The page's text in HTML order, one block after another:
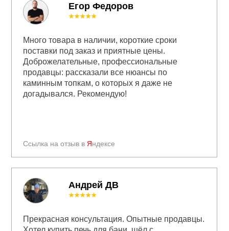
Егор Федоров
Ссылка на отзыв в Яндексе
★★★★★
Много товара в наличии, короткие сроки
поставки под заказ и приятные цены.
Доброжелательные, профессиональные
продавцы: рассказали все нюансы по
каминным топкам, о которых я даже не
догадывался. Рекомендую!
Андрей ДВ
★★★★★
Прекрасная консультация. Опытные продавцы.